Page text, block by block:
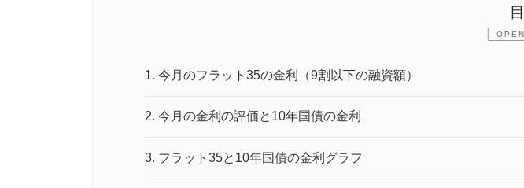
1. 今月のフラット35の金利（9割以下の融資額）
2. 今月の金利の評価と10年国債の金利
3. フラット35と10年国債の金利グラフ